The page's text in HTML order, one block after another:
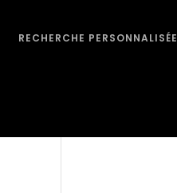
RECHERCHE PERSONNALISÉE